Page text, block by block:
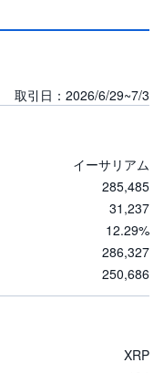
取引日：2026/6/29~7/3
イーサリアム
285,485
31,237
12.29%
286,327
250,686
XRP